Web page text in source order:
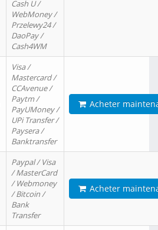
Cash U /
WebMoney /
Przelewy24 /
DaoPay /
Cash4WM
Visa /
Mastercard /
CCAvenue /
Paytm /
PayUMoney /
UPi Transfer /
Paysera /
Banktransfer
Acheter
Paypal / Visa
/ MasterCard
/ Webmoney
/ Bitcoin /
Bank
Transfer
Acheter